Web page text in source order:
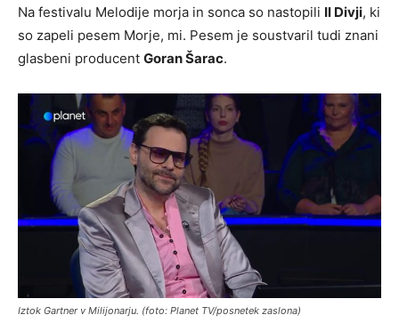
Na festivalu Melodije morja in sonca so nastopili Il Divji, ki
so zapeli pesem Morje, mi. Pesem je soustvaril tudi znani
glasbeni producent Goran Šarac.
Iztok Gartner v Milijonarju. (foto: Planet TV/posnetek zaslona)